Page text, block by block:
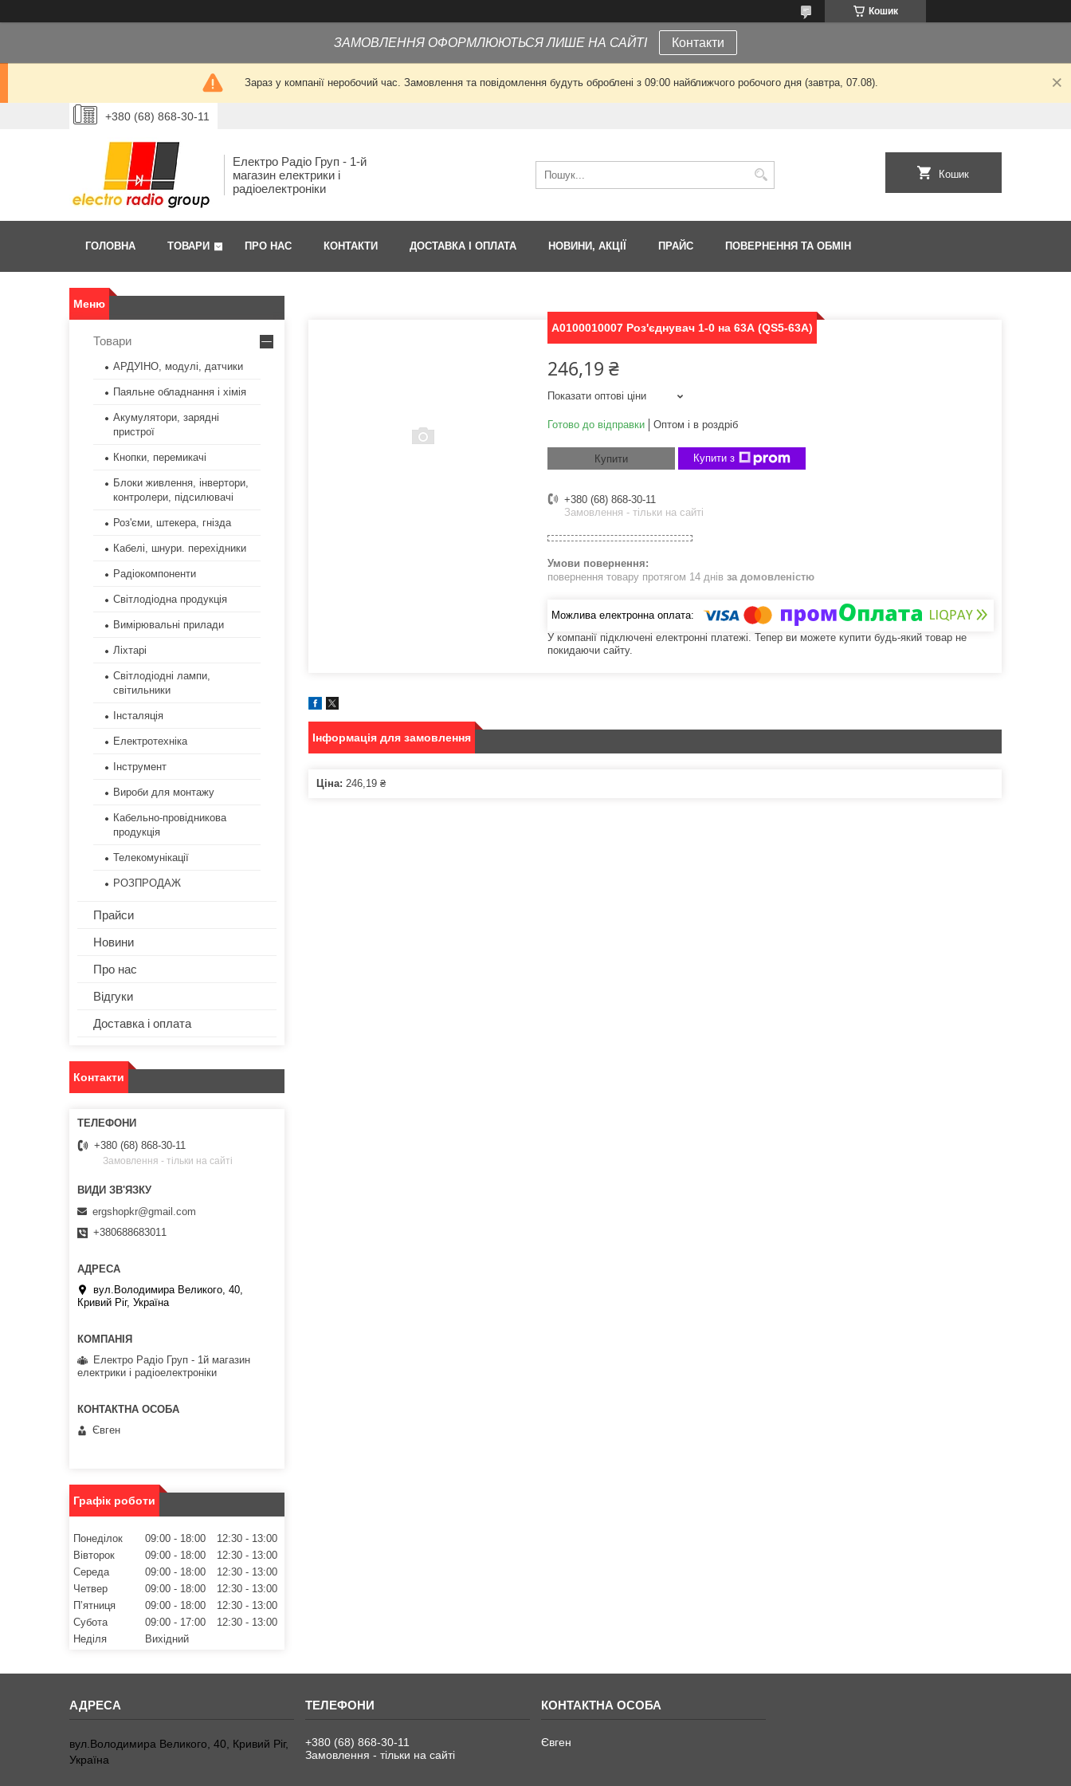
Кошик
ЗАМОВЛЕННЯ ОФОРМЛЮЮТЬСЯ ЛИШЕ НА САЙТІ Контакти
Зараз у компанії неробочий час. Замовлення та повідомлення будуть оброблені з 09:00 найближчого робочого дня (завтра, 07.08).
+380 (68) 868-30-11
Електро Радіо Груп - 1-й
магазин електрики і
радіоелектроніки
Кошик
ГОЛОВНА ТОВАРИ ПРО НАС КОНТАКТИ ДОСТАВКА І ОПЛАТА НОВИНИ, АКЦІЇ ПРАЙС ПОВЕРНЕННЯ ТА ОБМІН
A0100010007 Роз'єднувач 1-0 на 63А (QS5-63A)
246,19 ₴
Показати оптові ціни
Готово до відправки Оптом і в роздріб
Купити Купити з
+380 (68) 868-30-11
Замовлення - тільки на сайті
повернення товару протягом 14 днів за домовленістю
У компанії підключені електронні платежі. Тепер ви можете купити будь-який товар не
покидаючи сайту.
Інформація для замовлення
Ціна: 246,19 ₴
Товари
АРДУІНО, модулі, датчики
Паяльне обладнання і хімія
Акумулятори, зарядні
пристрої
Кнопки, перемикачі
Блоки живлення, інвертори,
контролери, підсилювачі
Роз'єми, штекера, гнізда
Кабелі, шнури. перехідники
Радіокомпоненти
Світлодіодна продукція
Вимірювальні прилади
Ліхтарі
Світлодіодні лампи,
світильники
Інсталяція
Електротехніка
Інструмент
Вироби для монтажу
Кабельно-провідникова
продукція
Телекомунікації
РОЗПРОДАЖ
Прайси
Новини
Про нас
Відгуки
Доставка і оплата
Контакти
+380 (68) 868-30-11
Замовлення - тільки на сайті
ergshopkr@gmail.com
+380688683011
вул.Володимира Великого, 40,
Кривий Ріг, Україна
Електро Радіо Груп - 1й магазин
електрики і радіоелектроніки
Євген
Графік роботи
Понеділок 09:00 18:00 12:30
13:00
Вівторок
09:00 18:00 12:30
13:00
Середа
09:00 18:00 12:30
13:00
Четвер
09:00 18:00 12:30
13:00
Пʼятниця
09:00 18:00 12:30
13:00
Субота
09:00 17:00 12:30
13:00
Неділя
Вихідний
вул.Володимира Великого, 40, Кривий Ріг,
Україна
+380 (68) 868-30-11
Замовлення - тільки на сайті
Євген